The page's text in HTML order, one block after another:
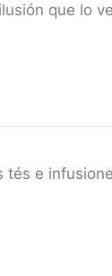
que lo
tés e